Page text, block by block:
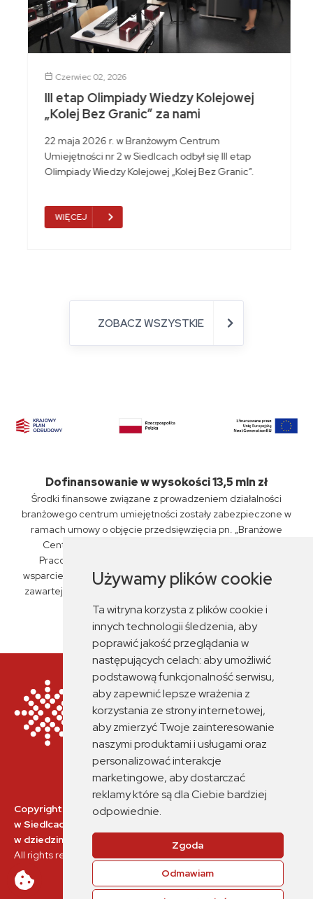
Używamy plików cookie
Ta witryna korzysta z plików cookie i
innych technologii śledzenia, aby
poprawić jakość przeglądania w
następujących celach:aby umożliwić
podstawową funkcjonalność serwisu,
aby zapewnić lepsze wrażenia z
korzystania ze strony internetowej,
aby zmierzyć Twoje zainteresowanie
naszymi produktami i usługami oraz
personalizować interakcje
marketingowe,aby dostarczać
reklamy które są dla Ciebie bardziej
odpowiednie.
Zgoda
Odmawiam
Czerwiec 02, 2026
III etap Olimpiady Wiedzy Kolejowej
„Kolej Bez Granic” za nami
22 maja 2026 r. w Branżowym Centrum
Umiejętności nr 2 w Siedlcach odbył się III etap
Olimpiady Wiedzy Kolejowej „Kolej Bez Granic”.
WIĘCEJ
ZOBACZ WSZYSTKIE
Dofinansowanie w wysokości 13,5 mln zł
Środki finansowe związane z prowadzeniem działalności
branżowego centrum umiejętności zostały zabezpieczone w
ramach umowy o objęcie przedsięwzięcia pn. „Branżowe
Centrum Umiejętności „PKP Intercity” S.A., Związku
Pracodawców Kolejowych oraz ZSP nr 6 w Siedlcach"
wsparciem z planu rozwojowego nr KPO/22/1/BCU/U/0029,
zawartej przez Miasto Siedlce z Fundacją Rozwoju Systemu
Edukacji dnia 14 czerwca 2023 r.
Copyrights © 2026 Branżowe Centrum Umiejętności nr 2
w Siedlcach
w dziedzinie: interoperacyjność systemu kolei.
All rights reserved. Designed & powered by